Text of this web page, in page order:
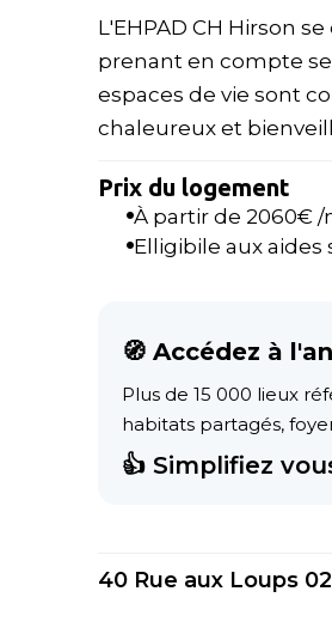
L'EHPAD CH Hirson
prenant en compte
espaces de vie sont
chaleureux et
Prix du logement
À partir de 2060€ /
Elligibile aux aides
🧭 Accédez à
Plus de 15 000 lieux
habitats partagés,
👍 Simplifiez
40 Rue aux Loups